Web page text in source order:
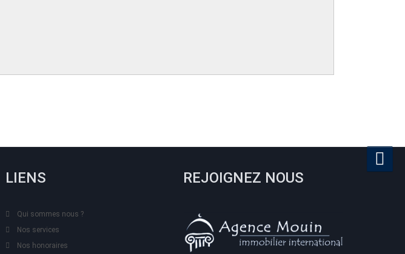
LIENS
Qui sommes nous ?
Nos services
Nos honoraires
REJOIGNEZ NOUS